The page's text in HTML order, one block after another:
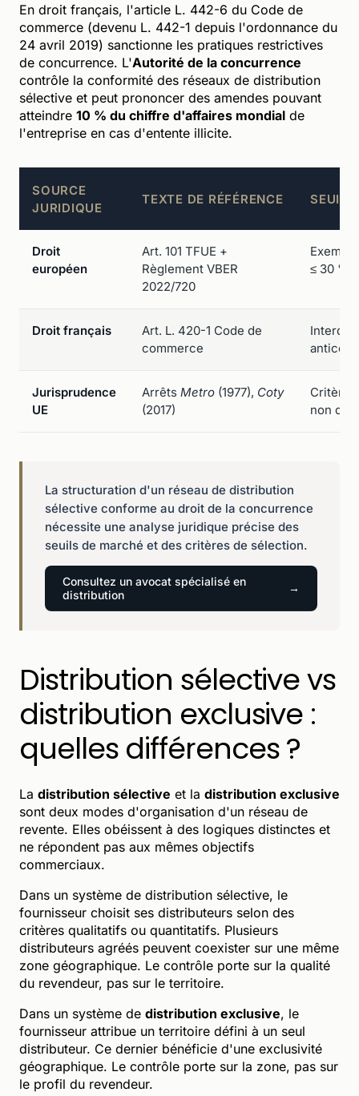
En droit français, l'article L. 442-6 du Code de
commerce (devenu L. 442-1 depuis l'ordonnance du
24 avril 2019) sanctionne les pratiques restrictives
de concurrence. L'Autorité de la concurrence
contrôle la conformité des réseaux de distribution
sélective et peut prononcer des amendes pouvant
atteindre 10 % du chiffre d'affaires mondial de
l'entreprise en cas d'entente illicite.
SOURCE
JURIDIQUE
TEXTE DE RÉFÉRENCE SEUIL
Droit
européen
Art. 101 TFUE +
Règlement VBER
2022/720
≤ 30 %
Droit français
Art. L. 420-1 Code de
commerce
Jurisprudence
UE
Arrêts Metro (1977), Coty
(2017)
non
La structuration d'un réseau de distribution
sélective conforme au droit de la concurrence
nécessite une analyse juridique précise des
seuils de marché et des critères de sélection.
Consultez un avocat spécialisé en
distribution
Distribution sélective vs
distribution exclusive :
quelles différences ?
La distribution sélective et la distribution exclusive
sont deux modes d'organisation d'un réseau de
revente. Elles obéissent à des logiques distinctes et
ne répondent pas aux mêmes objectifs
commerciaux.
Dans un système de distribution sélective, le
fournisseur choisit ses distributeurs selon des
critères qualitatifs ou quantitatifs. Plusieurs
distributeurs agréés peuvent coexister sur une même
zone géographique. Le contrôle porte sur la qualité
du revendeur, pas sur le territoire.
Dans un système de distribution exclusive, le
fournisseur attribue un territoire défini à un seul
distributeur. Ce dernier bénéficie d'une exclusivité
géographique. Le contrôle porte sur la zone, pas sur
le profil du revendeur.